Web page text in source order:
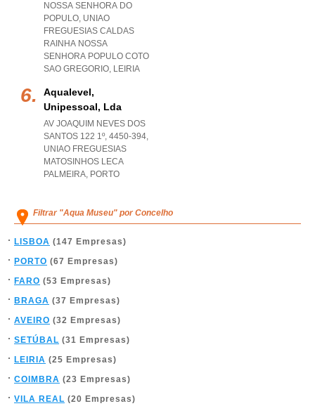
NOSSA SENHORA DO
POPULO, UNIAO
FREGUESIAS CALDAS
RAINHA NOSSA
SENHORA POPULO COTO
SAO GREGORIO, LEIRIA
Aqualevel,
Unipessoal, Lda
AV JOAQUIM NEVES DOS
SANTOS 122 1º, 4450-394,
UNIAO FREGUESIAS
MATOSINHOS LECA
PALMEIRA, PORTO
Filtrar "Aqua Museu" por Concelho
LISBOA (147 Empresas)
PORTO (67 Empresas)
FARO (53 Empresas)
BRAGA (37 Empresas)
AVEIRO (32 Empresas)
SETÚBAL (31 Empresas)
LEIRIA (25 Empresas)
COIMBRA (23 Empresas)
VILA REAL (20 Empresas)